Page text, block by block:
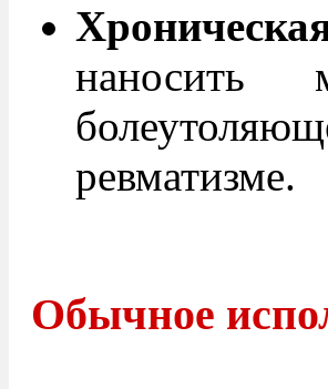
наносить
ревматизме.
Обычное